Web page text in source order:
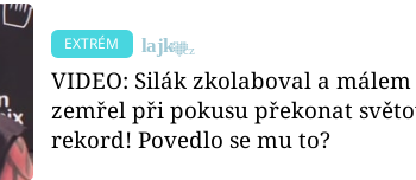
EXTRÉM
VIDEO: Silák zkolaboval a málem
zemřel při pokusu překonat
rekord! Povedlo se mu to?